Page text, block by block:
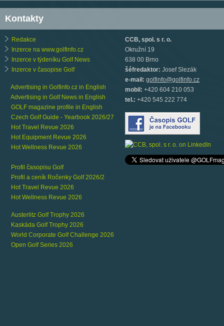
Kontakty
Redakce
Inzerce na www.golfinfo.cz
Inzerce v týdeníku Golf News
Inzerce v časopise Golf
Advertising in Golfinfo.cz in English
Advertising in Golf News in English
GOLF magazine profile in English
Czech Golf Guide - Yearbook 2026/27
Hot Travel Revue 2026
Hot Equipment Revue 2026
Hot Wellness Revue 2026
Profil časopisu Golf
Profil a ceník Ročenky Golf 2026/2
Hot Travel Revue 2026
Hot Wellness Revue 2026
Austerlitz Golf Trophy 2026
Kaskáda Golf Trophy 2026
World Corporate Golf Challenge 2026
Open Golf Series 2026
CCB, spol. s r. o.
Okružní 19
638 00 Brno
šéfredaktor: Josef Slezák
e-mail: golfinfo@golfinfo.cz
mobil: +420 604 210 053
tel.: +420 545 222 774